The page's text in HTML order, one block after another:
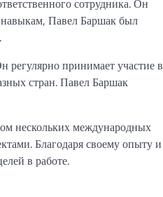
сотрудника. Он
навыкам, Павел Баршак был
регулярно принимает участие в
стран. Павел Баршак
нескольких международных
Благодаря своему опыту и
в работе.